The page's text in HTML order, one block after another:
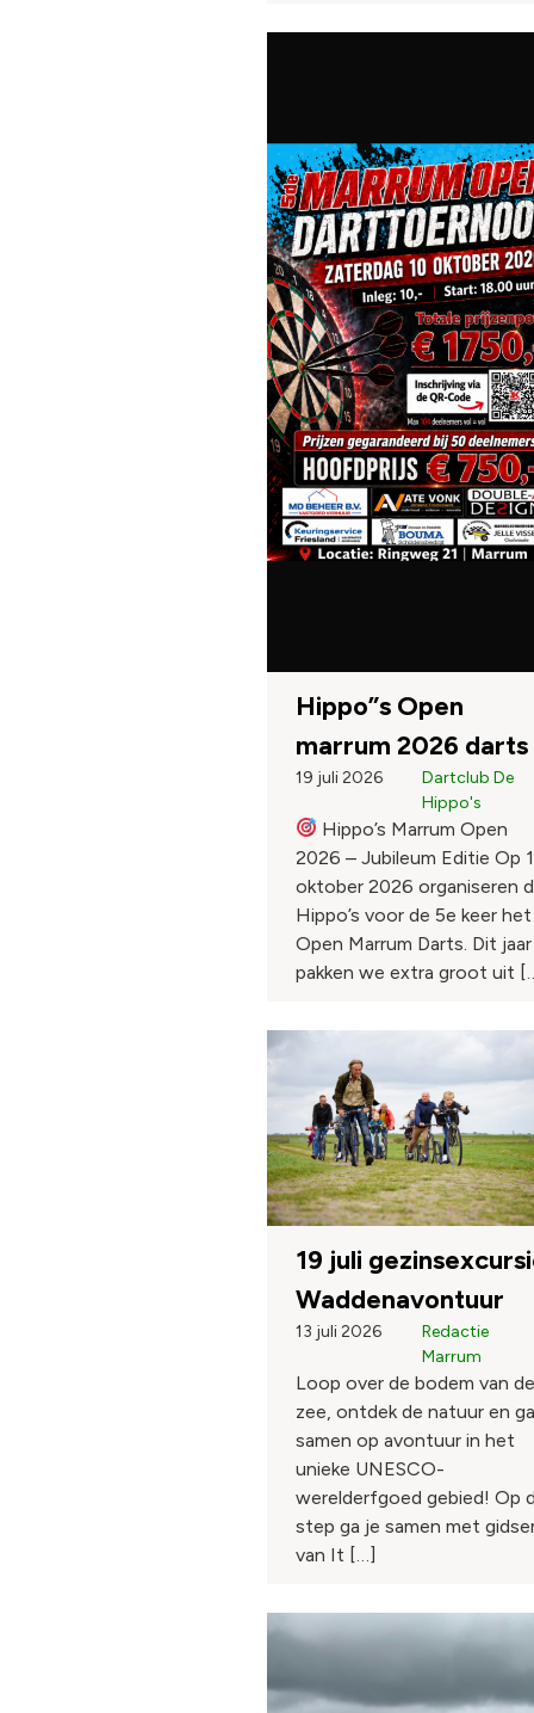
Hippo”s Open
marrum 2026 darts
19 juli 2026
Dartclub De
Hippo's
Hippo’s Marrum Open
2026 – Jubileum Editie Op
oktober 2026 organiseren
Hippo’s voor de 5e keer het
Open Marrum Darts. Dit jaar
pakken we extra groot uit
19 juli
Waddenavontuur
13 juli 2026
Redactie
Marrum
Loop over de bodem van de
zee, ontdek de natuur en ga
samen op avontuur in het
unieke UNESCO-
werelderfgoed gebied! Op
step ga je samen met
van It […]